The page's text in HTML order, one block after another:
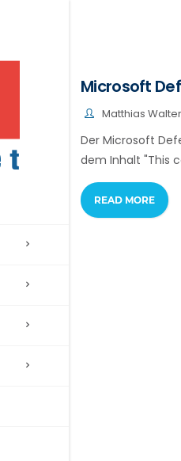
Microsoft
Matthias Walter
Der Microsoft
dem Inhalt "This
READ MORE